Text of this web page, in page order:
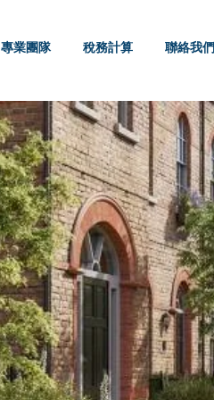
專業團隊 稅務計算 聯絡我們